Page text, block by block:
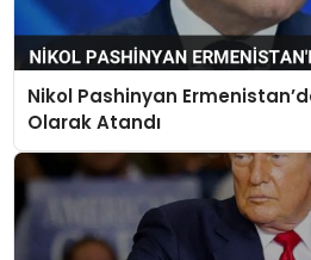
Nikol Pashinyan
Olarak Atandı